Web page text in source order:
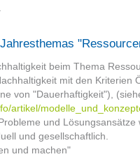
beim Thema
mit den Kriterien
von "Dauerhaftigkeit"),
artikel/
und Lösungsansätze
und gesellschaftlich.
und machen"